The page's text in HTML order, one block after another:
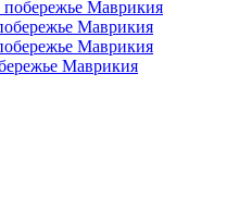
Маврикия
Маврикия
Маврикия
Маврикия